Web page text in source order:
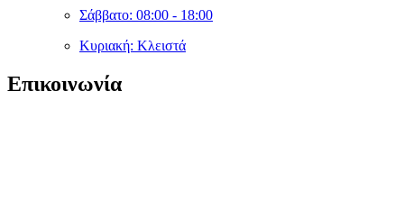
Σάββατο: 08:00 - 18:00
Κυριακή: Κλειστά
Επικοινωνία